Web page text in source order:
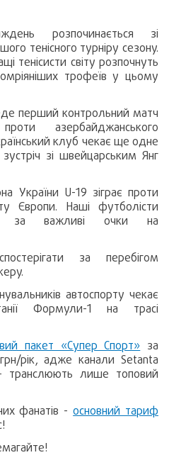
розпочинається зі
тенісного турніру сезону.
тенісисти світу розпочнуть
трофеїв у цьому
перший контрольний матч
азербайджанського
клуб чекає ще одне
зі швейцарським Янг
України U-19 зіграє проти
Європи. Наші футболісти
за важливі очки на
за перебігом
автоспорту чекає
Формули-1 на трасі
пакет «Супер Спорт» за
рік, адже канали Setanta
транслюють лише топовий
фанатів -основний тариф